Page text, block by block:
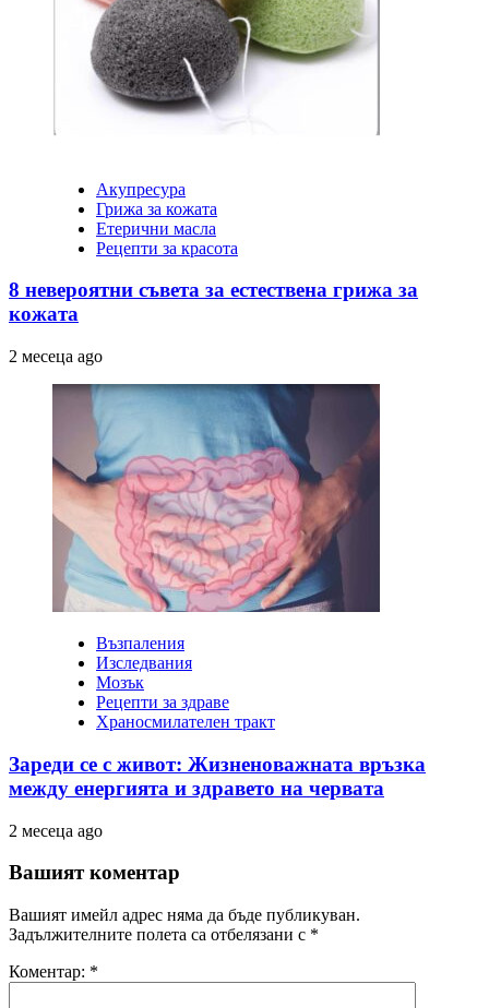
Акупресура
Грижа за кожата
Етерични масла
Рецепти за красота
8 невероятни съвета за естествена грижа за
кожата
2 месеца ago
Възпаления
Изследвания
Мозък
Рецепти за здраве
Храносмилателен тракт
Зареди се с живот: Жизненоважната връзка
между енергията и здравето на червата
2 месеца ago
Вашият коментар
Вашият имейл адрес няма да бъде публикуван.
Задължителните полета са отбелязани с *
Коментар: *